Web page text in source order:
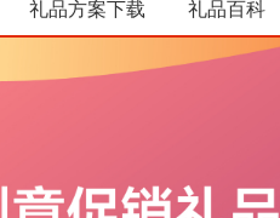
礼品方案下载 礼品百科